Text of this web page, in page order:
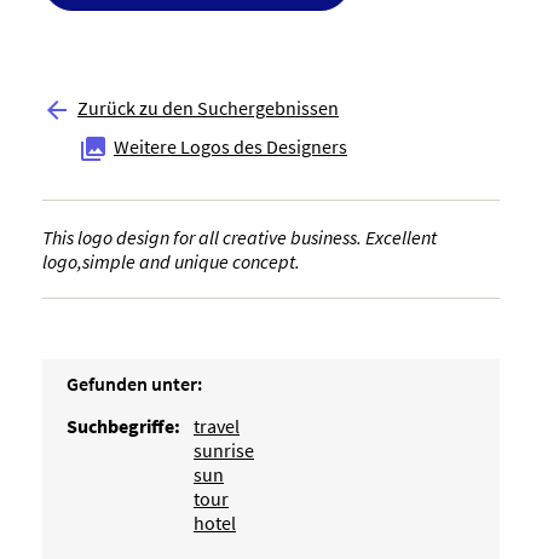
 Zurück zu den Suchergebnissen
 Weitere Logos des Designers
This logo design for all creative business. Excellent
logo,simple and unique concept.
Gefunden unter:
Suchbegriffe: travel
sunrise
sun
tour
hotel